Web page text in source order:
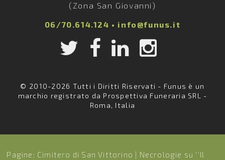
(Zona San Giovanni)
06/70.614.124 • info@funus.it
© 2010-2026 Tutti i Diritti Riservati - Funus è un
marchio registrato da Prospettiva Funeraria SRL -
Roma, Italia
Pagine: Cimitero di San Vittorino | Necrologie su ''Il